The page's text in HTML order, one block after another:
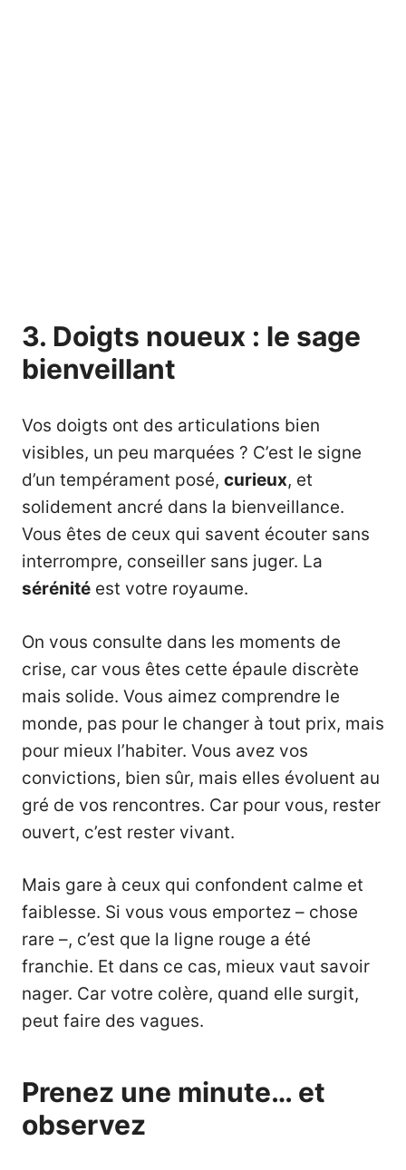
3. Doigts noueux : le sage
bienveillant
Vos doigts ont des articulations bien
visibles, un peu marquées ? C’est le signe
d’un tempérament posé, curieux, et
solidement ancré dans la bienveillance.
Vous êtes de ceux qui savent écouter sans
interrompre, conseiller sans juger. La
sérénité est votre royaume.
On vous consulte dans les moments de
crise, car vous êtes cette épaule discrète
mais solide. Vous aimez comprendre le
monde, pas pour le changer à tout prix, mais
pour mieux l’habiter. Vous avez vos
convictions, bien sûr, mais elles évoluent au
gré de vos rencontres. Car pour vous, rester
ouvert, c’est rester vivant.
Mais gare à ceux qui confondent calme et
faiblesse. Si vous vous emportez – chose
rare –, c’est que la ligne rouge a été
franchie. Et dans ce cas, mieux vaut savoir
nager. Car votre colère, quand elle surgit,
peut faire des vagues.
Prenez une minute… et
observez